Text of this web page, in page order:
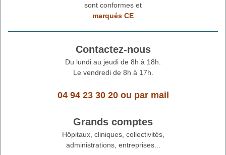
sont conformes et
marqués CE
Contactez-nous
Du lundi au jeudi de 8h à 18h.
Le vendredi de 8h à 17h.
04 94 23 30 20ou par mail
Grands comptes
Hôpitaux, cliniques, collectivités,
administrations, entreprises...